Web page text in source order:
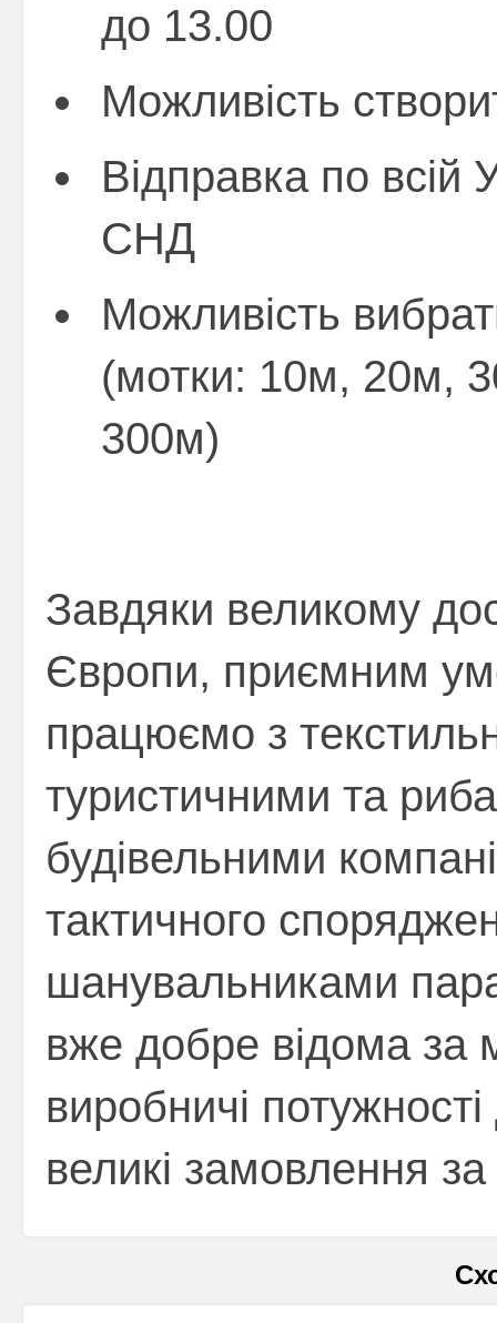
до 13.00
Можливість
Відправка по всій
СНД
Можливість
(мотки: 10м, 20м,
300м)
Завдяки великому
Європи, приємним
працюємо з
туристичними та
будівельними
тактичного
шанувальниками
вже добре відома за
виробничі
великі замовлення